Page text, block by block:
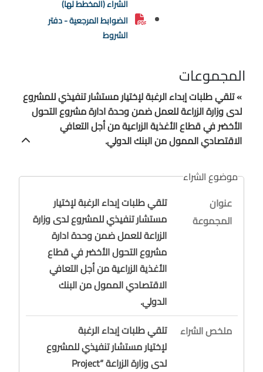
الشراء (المخطط لها)
الضوابط المرجعية - دفتر
الشروط
المجموعات
» تلقي طلبات إبداء الرغبة لإختيار مستشار تنفيذي للمشروع
لدى وزارة الزراعة للعمل ضمن وحدة ادارة مشروع التحول
الأخضر في قطاع الأغذية الزراعية من أجل التعافي
الاقتصادي الممول من البنك الدولي.
موضوع الشراء
عنوان
المجموعة
تلقي طلبات إبداء الرغبة لإختيار
مستشار تنفيذي للمشروع لدى وزارة
الزراعة للعمل ضمن وحدة ادارة
مشروع التحول الأخضر في قطاع
الأغذية الزراعية من أجل التعافي
الاقتصادي الممول من البنك
الدولي.
ملخص الشراء
تلقي طلبات إبداء الرغبة
لإختيار مستشار تنفيذي للمشروع
لدى وزارة الزراعة “Project